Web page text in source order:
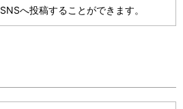
SNSへ投稿することができます。